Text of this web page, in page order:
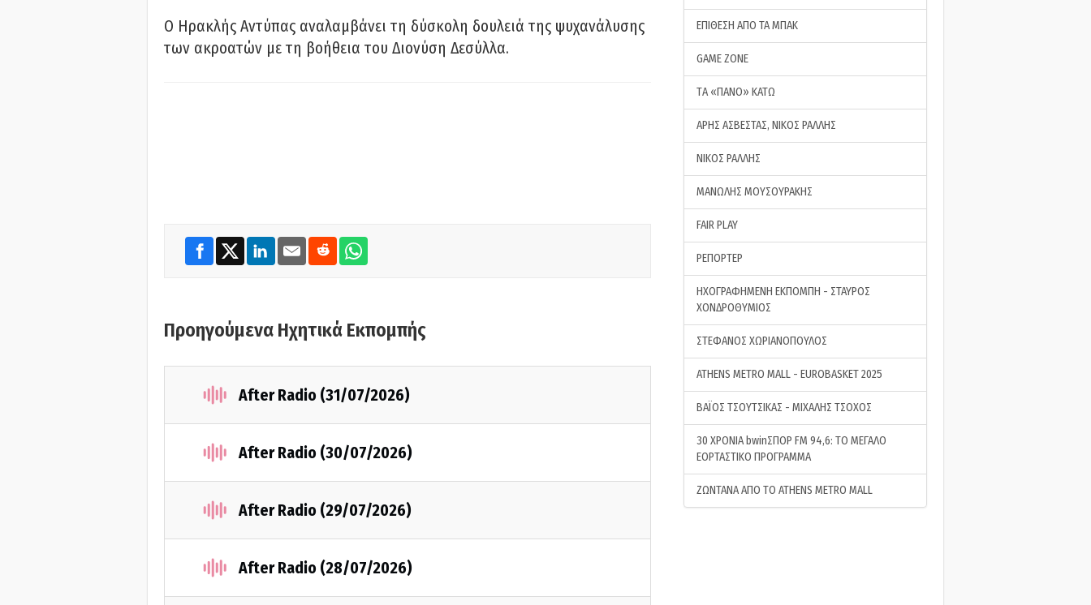
Ο Ηρακλής Αντύπας αναλαμβάνει τη δύσκολη δουλειά της ψυχανάλυσης
των ακροατών με τη βοήθεια του Διονύση Δεσύλλα.
Προηγούμενα Ηχητικά Εκπομπής
After Radio (31/07/2026)
After Radio (30/07/2026)
After Radio (29/07/2026)
After Radio (28/07/2026)
ΕΠΙΘΕΣΗ ΑΠΟ ΤΑ ΜΠΑΚ
GAME ZONE
ΤA «ΠΑΝΟ» ΚΑΤΩ
ΑΡΗΣ ΑΣΒΕΣΤΑΣ, ΝΙΚΟΣ ΡΑΛΛΗΣ
ΝΙΚΟΣ ΡΑΛΛΗΣ
ΜΑΝΩΛΗΣ ΜΟΥΣΟΥΡΑΚΗΣ
FAIR PLAY
ΡΕΠΟΡΤΕΡ
ΗΧΟΓΡΑΦΗΜΕΝΗ ΕΚΠΟΜΠΗ - ΣΤΑΥΡΟΣ
ΧΟΝΔΡΟΘΥΜΙΟΣ
ΣΤΕΦΑΝΟΣ ΧΩΡΙΑΝΟΠΟΥΛΟΣ
ATHENS METRO MALL - EUROBASKET 2025
ΒΑΪΟΣ ΤΣΟΥΤΣΙΚΑΣ - ΜΙΧΑΛΗΣ ΤΣΟΧΟΣ
30 ΧΡΟΝΙΑ bwinΣΠΟΡ FM 94,6: ΤΟ ΜΕΓΑΛΟ
ΕΟΡΤΑΣΤΙΚΟ ΠΡΟΓΡΑΜΜΑ
ΖΩΝΤΑΝΑ ΑΠΟ ΤΟ ATHENS METRO MALL